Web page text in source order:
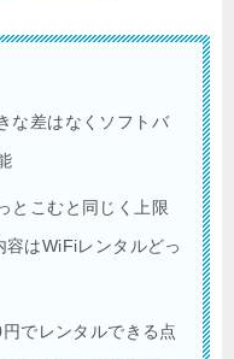
な差はなくソフトバ
とこむと同じく上限
はWiFiレンタルどっ
でレンタルできる点